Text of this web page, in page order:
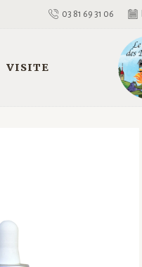
03 81 69 31 06
VISITE